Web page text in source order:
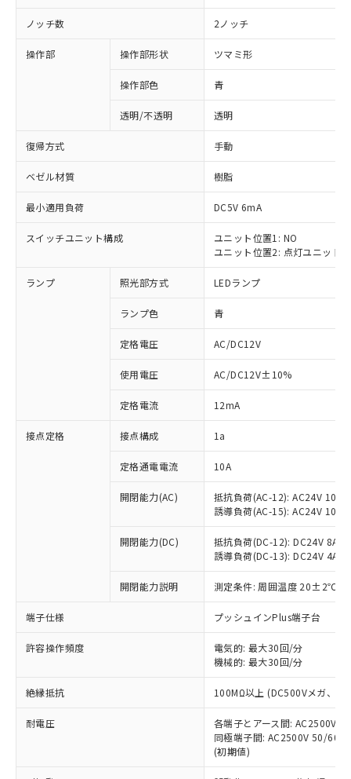
ノッチ数 2ノッチ
操作部 操作部形状 ツマミ形
操作部色 青
透明/不透明 透明
復帰方式 手動
ベゼル材質 樹脂
最小適用負荷 DC5V 6mA
スイッチユニット構成
ユニット位置1: NO
ユニット位置2: 点灯ユニット
ランプ 照光部方式 LEDランプ
ランプ色 青
定格電圧 AC/DC12V
使用電圧 AC/DC12V±10%
定格電流 12mA
接点定格 接点構成 1a
定格通電電流 10A
開閉能力(AC)
抵抗負荷(AC-12): AC24V 10A/
誘導負荷(AC-15): AC24V
開閉能力(DC)
抵抗負荷(DC-12): DC24V 8A/
誘導負荷(DC-13): DC24V 4A/
開閉能力説明 測定条件: 周囲温度 20±2℃、
端子仕様 プッシュインPlus端子台
許容操作頻度
電気的: 最大30回/分
機械的: 最大30回/分
絶縁抵抗 100MΩ以上 (DC500Vメガ、点
耐電圧
各端子とアース間: AC2500V
同極端子間: AC2500V 50/
(初期値)
ご利用条件
以下の条件をお読みいただき、同意のうえ
ご利用ください。
本サービスは、当社制御機器事業取扱
商品の当社在庫状況および標準価格
(税抜)を提供させていただくもので
当社制御機器事業取扱商品の中には、
本サービスの対象外となる商品もある
ことをご了承ください。
在庫状況および標準価格照会結果は、
記載している更新日時点での社内デー
タに基づき作成されるものであり、閲
覧された時点での実際の在庫および標
準価格とは異なる場合があることをご
※1 対応状況
対応済み：EU RoHS指令（10物質）の
非含有に対応した製品が提供可能な商品で
対応予定：EU RoHS指令（10物質）の非含
有に対応した製品に切り替える予定のある
対応予定なし：EU RoHS指令（10物質）の
非含有に非対応の商品で、対応品を出す予
定はありません。
調査・確認中：EU RoHS指令（10物質）の
非含有の対応状況を調査中または確認中の
非該当品：ライセンス料など無形物で、有
害物質有無と関係のない商品です。
仕入先様の事情により、非含有部品として
いたものが、含有品と判明した場合などや
むを得ず変更することがあります。
鉛(Pb) 1000ppm以下、 水銀(Hg) 1000ppm以下、 カド
六価クロム(Cr(Ⅵ)) 1000ppm以下、ポリ臭化ビフェニル
類(PBB) 1000ppm以下、ポリ臭化ジフェニルエーテル類
(PBDE) 1000ppm以下、フタル酸ビス(2-エチルヘキシ
※1 中国RoHS○×表
「○」：最大均質材料含有率が中国RoHSの
基準値以下であることを示します。
「×」：最大均質材料含有率が中国RoHSの
基準値を超えていることを示します。
「－」：未確認です。当社販売部門へお問
い合わせください。
*中国RoHS10物質の基準値 (GB/T26572)：
Pb(鉛) :1000ppm、 Hg(水銀) : 1000ppm、 Cd(カドミウ
Cr(Ⅵ)(六価クロム) : 1000ppm、 PBBs(ポリ臭化ビフェ
当社は、これら貴社製品のうち、外国
為替および外国貿易法に定める商品
（以下｢規制貨物等」という）を輸出
国政府の輸出許可(または役務取引許
可)を取得するなどの必要な手続きを